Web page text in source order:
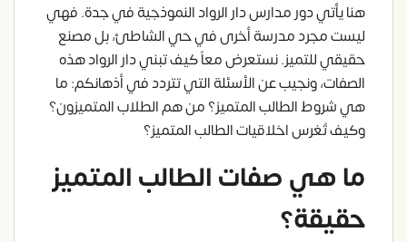
هنا يأتي دور مدارس دار الرواد النموذجية في جدة. فهي
ليست مجرد مدرسة أخرى في حي الشاطئ، بل مصنع
حقيقي للتميز. نستعرض معاً كيف تبني دار الرواد هذه
الصفات، ونجيب عن الأسئلة التي تتردد في أذهانكم: ما
هي شروط الطالب المتميز؟ من هم الطلاب المتميزون؟
وكيف تُغرس اخلاقيات الطالب المتميز؟
ما هي صفات الطالب المتميز
حقيقة؟